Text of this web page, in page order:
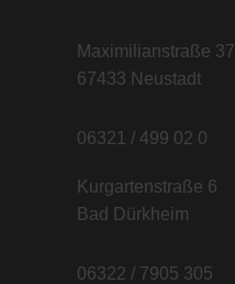
Maximilianstraße 37
67433 Neustadt
06321 / 499 02 0
Kurgartenstraße 6
Bad Dürkheim
06322 / 7905 305